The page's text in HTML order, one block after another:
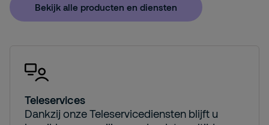
Bekijk alle producten en diensten
Teleservices
Dankzij onze Teleservicediensten blijft u